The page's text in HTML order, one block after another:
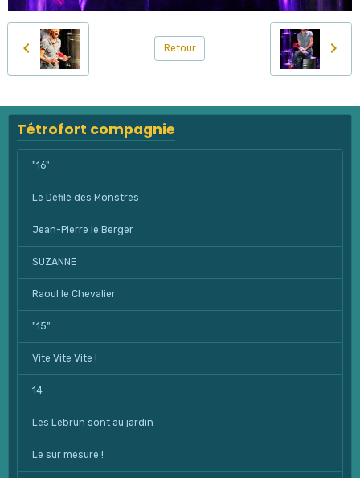
Retour
Tétrofort compagnie
"16"
Le Défilé des Monstres
Jean-Pierre le Berger
SUZANNE
Raoul le Chevalier
"15"
Vite Vite Vite !
14
Les Lebrun sont au jardin
Le sur mesure !